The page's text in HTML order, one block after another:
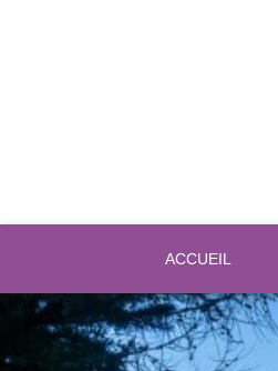
ACCUEIL